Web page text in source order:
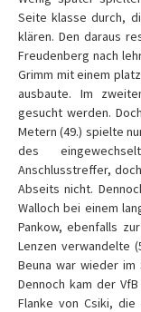
Seite klasse durch,
klären. Den daraus
Freudenberg nach
Grimm mit einem
ausbaute. Im
gesucht werden.
Metern (49.) spielte
des
Anschlusstreffer,
Abseits nicht.
Walloch bei einem
Pankow, ebenfalls
Lenzen verwandelte
Beuna war wieder
Dennoch kam der
Flanke von Csiki,